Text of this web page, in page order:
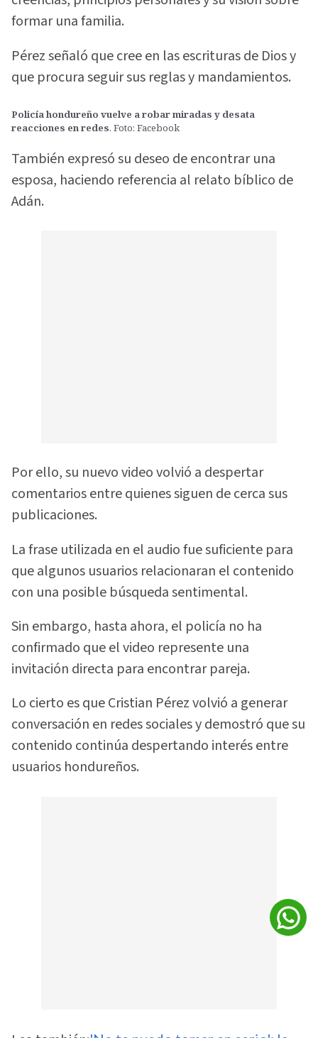
formar una familia.
Pérez señaló que cree en las escrituras de Dios y
que procura seguir sus reglas y mandamientos.
Policía hondureño vuelve a robar miradas y desata
reacciones en redes. Foto: Facebook
También expresó su deseo de encontrar una
esposa, haciendo referencia al relato bíblico de
Adán.
Por ello, su nuevo video volvió a despertar
comentarios entre quienes siguen de cerca sus
publicaciones.
La frase utilizada en el audio fue suficiente para
que algunos usuarios relacionaran el contenido
con una posible búsqueda sentimental.
Sin embargo, hasta ahora, el policía no ha
confirmado que el video represente una
invitación directa para encontrar pareja.
Lo cierto es que Cristian Pérez volvió a generar
conversación en redes sociales y demostró que su
contenido continúa despertando interés entre
usuarios hondureños.